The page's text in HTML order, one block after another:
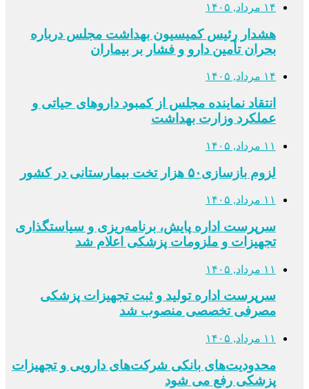
۱۴ مرداد, ۱۴۰۵
هشدار رئیس کمیسیون بهداشت مجلس درباره
بحران تأمین دارو و فشار بر بیماران
۱۴ مرداد, ۱۴۰۵
انتقاد نماینده مجلس از کمبود داروهای حیاتی و
عملکرد وزارت بهداشت
۱۱ مرداد, ۱۴۰۵
لزوم بازسازی۵۰ هزار تخت بیمارستانی در کشور
۱۱ مرداد, ۱۴۰۵
سرپرست اداره پایش، برنامه‌ریزی و سیاستگذاری
تجهیزات و ملزومات پزشکی اعلام شد
۱۱ مرداد, ۱۴۰۵
سرپرست اداره تولید و ثبت تجهیزات پزشکی
مصرفی تخصصی منصوب شد
۱۱ مرداد, ۱۴۰۵
محدودیت‌های بانکی شرکت‌های دارویی و تجهیزات
پزشکی رفع می شود